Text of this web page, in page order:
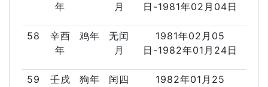
年
月
日-1981年02月04日
58
辛酉
年
鸡年
无闰
月
1981年02月05
日-1982年01月24日
59
壬戌
狗年
闰四
1982年01月25